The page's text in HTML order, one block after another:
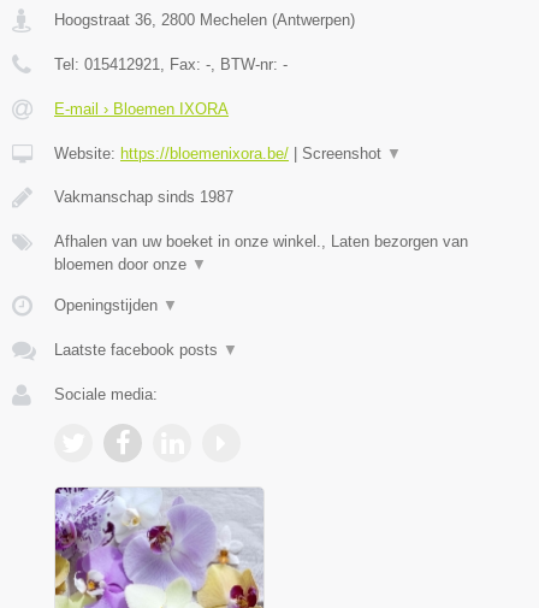
Hoogstraat 36, 2800 Mechelen (Antwerpen)
Tel: 015412921, Fax: -, BTW-nr: -
E-mail › Bloemen IXORA
Website: https://bloemenixora.be/ Screenshot ▼
Vakmanschap sinds 1987
Afhalen van uw boeket in onze winkel., Laten bezorgen van
bloemen door onze ▼
Openingstijden ▼
Laatste facebook posts ▼
Sociale media: